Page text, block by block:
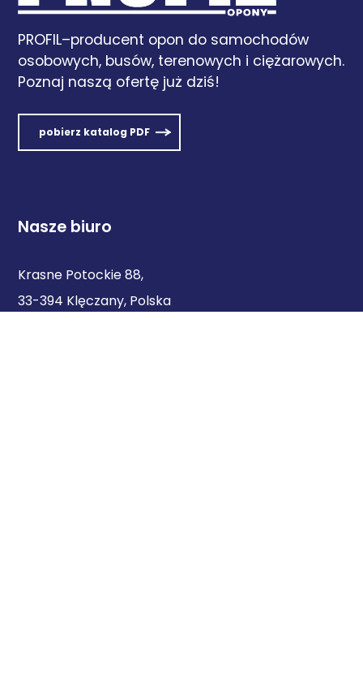
PROFIL–producent opon do samochodów
osobowych, busów, terenowych i ciężarowych.
Poznaj naszą ofertę już dziś!
pobierz katalog PDF
Nasze biuro
Krasne Potockie 88,
33-394 Klęczany, Polska